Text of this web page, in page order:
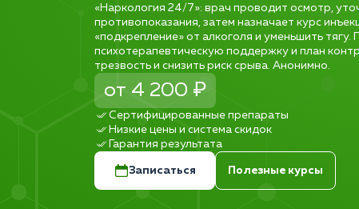
«Наркология 24/7»: врач проводит осмотр,
противопоказания, затем назначает курс
«подкрепление» от алкоголя и уменьшить
психотерапевтическую поддержку и план
трезвость и снизить риск срыва. Анонимно.
от 4 200 ₽
Сертифицированные препараты
Низкие цены и система скидок
Гарантия результата
Записаться Полезные курсы